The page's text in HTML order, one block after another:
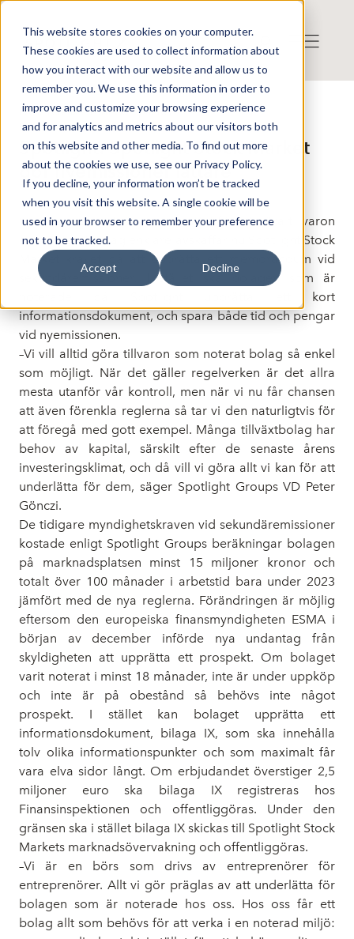
This website stores cookies on your computer.
These cookies are used to collect information about
how you interact with our website and allow us to
remember you. We use this information in order to
improve and customize your browsing experience
and for analytics and metrics about our visitors both
on this website and other media. To find out more
about the cookies we use, see our Privacy Policy.
If you decline, your information won’t be tracked
when you visit this website. A single cookie will be
used in your browser to remember your preference
not to be tracked.
Accept Decline
Press release from Companies
Publicerat: 2024-12-10 09:00:00
Spotlight: Spotlight Stock Market
gör nyemissioner lättare
Som ett led i det löpande arbetet för att göra tillvaron
som noterat bolag enklare avskaffar nu Spotlight Stock
Market kravet på att upprätta ett memorandum vid
sekundäremissioner. I stället ska bolagen som är
noterade på Spotlight upprätta ett kort
informationsdokument, och spara både tid och pengar
vid nyemissionen.
–Vi vill alltid göra tillvaron som noterat bolag så enkel
som möjligt. När det gäller regelverken är det allra
mesta utanför vår kontroll, men när vi nu får chansen
att även förenkla reglerna så tar vi den naturligtvis för
att föregå med gott exempel. Många tillväxtbolag har
behov av kapital, särskilt efter de senaste årens
investeringsklimat, och då vill vi göra allt vi kan för att
underlätta för dem, säger Spotlight Groups VD Peter
Gönczi.
De tidigare myndighetskraven vid sekundäremissioner
kostade enligt Spotlight Groups beräkningar bolagen
på marknadsplatsen minst 15 miljoner kronor och
totalt över 100 månader i arbetstid bara under 2023
jämfört med de nya reglerna. Förändringen är möjlig
eftersom den europeiska finansmyndigheten ESMA i
början av december införde nya undantag från
skyldigheten att upprätta ett prospekt. Om bolaget
varit noterat i minst 18 månader, inte är under uppköp
och inte är på obestånd så behövs inte något
prospekt. I stället kan bolaget upprätta ett
informationsdokument, bilaga IX, som ska innehålla
tolv olika informationspunkter och som maximalt får
vara elva sidor långt. Om erbjudandet överstiger 2,5
miljoner euro ska bilaga IX registreras hos
Finansinspektionen och offentliggöras. Under den
gränsen ska i stället bilaga IX skickas till Spotlight Stock
Markets marknadsövervakning och offentliggöras.
–Vi är en börs som drivs av entreprenörer för
entreprenörer. Allt vi gör präglas av att underlätta för
bolagen som är noterade hos oss. Hos oss får ett
bolag allt som behövs för att verka i en noterad miljö: